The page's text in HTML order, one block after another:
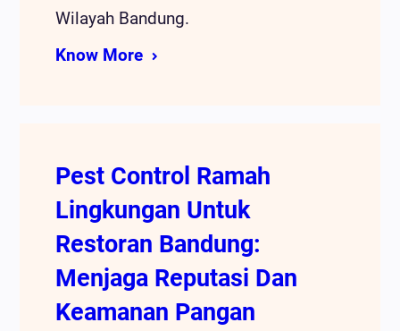
Wilayah Bandung.
Know More
Pest Control Ramah
Lingkungan Untuk
Restoran Bandung:
Menjaga Reputasi Dan
Keamanan Pangan